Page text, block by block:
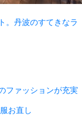
。丹波のすてきなラ
ファッションが充実
お直し